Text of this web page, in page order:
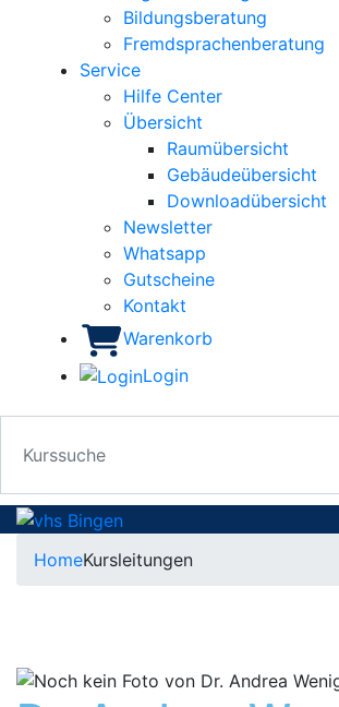
Bildungsberatung
Fremdsprachenberatung
Service
Hilfe Center
Übersicht
Raumübersicht
Gebäudeübersicht
Downloadübersicht
Newsletter
Whatsapp
Gutscheine
Kontakt
Warenkorb
Login
HomeKursleitungen